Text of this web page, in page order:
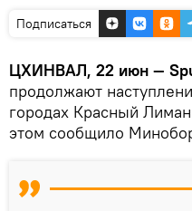
Подписаться
ЦХИНВАЛ, 22 июн —
продолжают
городах Красный
этом сообщило